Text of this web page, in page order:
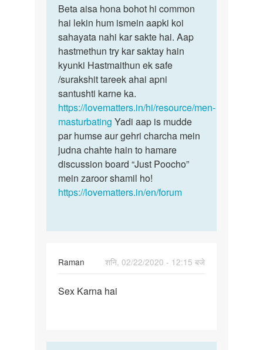
to
Mujhe
sex
karna
hai
by
pintu
Beta
aisa
hona
bohot
hi…
Beta aisa hona bohot hi common
hai lekin hum ismein aapki koi
sahayata nahi kar sakte hai. Aap
hastmethun try kar saktay hain
kyunki Hastmaithun ek safe
/surakshit tareek ahai apni
santushti karne ka.
https://lovematters.in/hi/resource/men-
masturbating Yadi aap is mudde
par humse aur gehri charcha mein
judna chahte hain to hamare
discussion board “Just Poocho”
mein zaroor shamil ho!
https://lovematters.in/en/forum
Raman
शनि, 02/22/2020 - 12:15 बजे
Sex
Sex Karna hai